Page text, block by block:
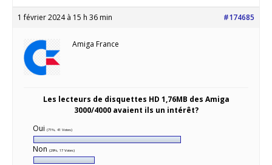
1 février 2024 à 15 h 36 min #174685
Amiga France
Les lecteurs de disquettes HD 1,76MB des Amiga
3000/4000 avaient ils un intérêt?
Oui (71%, 41 Votes)
Non (29%, 17 Votes)